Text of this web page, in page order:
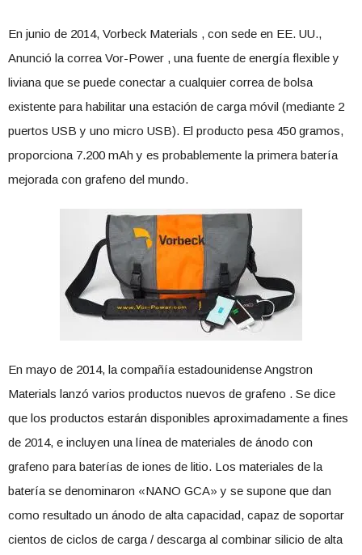
En junio de 2014, Vorbeck Materials , con sede en EE. UU.,
Anunció la correa Vor-Power , una fuente de energía flexible y
liviana que se puede conectar a cualquier correa de bolsa
existente para habilitar una estación de carga móvil (mediante 2
puertos USB y uno micro USB). El producto pesa 450 gramos,
proporciona 7.200 mAh y es probablemente la primera batería
mejorada con grafeno del mundo.
En mayo de 2014, la compañía estadounidense Angstron
Materials lanzó varios productos nuevos de grafeno . Se dice
que los productos estarán disponibles aproximadamente a fines
de 2014, e incluyen una línea de materiales de ánodo con
grafeno para baterías de iones de litio. Los materiales de la
batería se denominaron «NANO GCA» y se supone que dan
como resultado un ánodo de alta capacidad, capaz de soportar
cientos de ciclos de carga / descarga al combinar silicio de alta